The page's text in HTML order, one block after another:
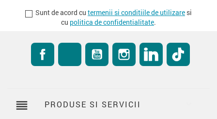
Sunt de acord cu termenii si conditiile de utilizare si
cu politica de confidentialitate.
FacebookRSS YouTube InstagramLinkedIn
reorder PRODUSE SI SERVICII